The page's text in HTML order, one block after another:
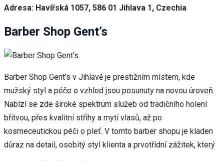
Adresa: Havířská 1057, 586 01 Jihlava 1, Czechia
Barber Shop Gent’s
Barber Shop Gent’s v Jihlavě je prestižním místem, kde
mužský styl a péče o vzhled jsou posunuty na novou úroveň.
Nabízí se zde široké spektrum služeb od tradičního holení
břitvou, přes kvalitní střihy a mytí vlasů, až po
kosmeceutickou péči o pleť. V tomto barber shopu je kladen
důraz na detail, osobitý styl klienta a prvotřídní zážitek, který